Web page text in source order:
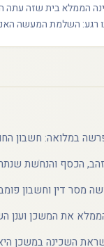
הממלא בית שזה
רגע: השלמת המעשה
במלואה: חשבון
הכסף והנחֹשת
מסר דין וחשבון
את המשכן וענן
השכינה במשכן